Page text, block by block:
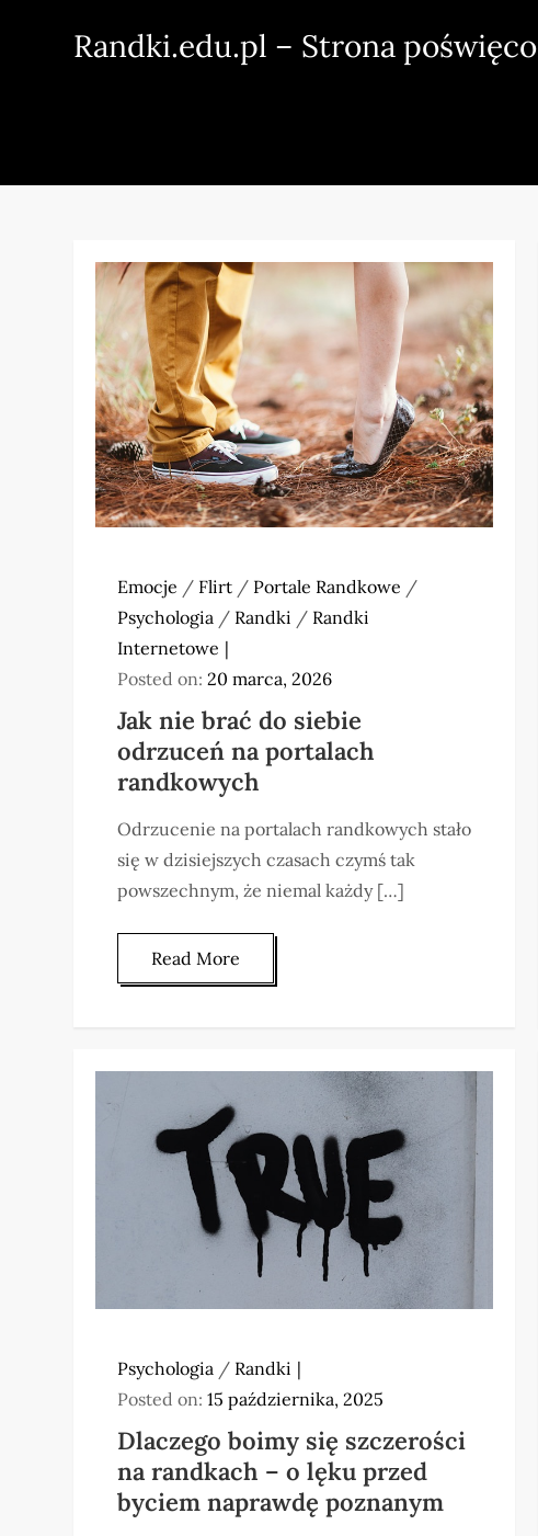
Randki.edu.pl – Strona
Emocje / Flirt / Portale Randkowe /
Psychologia / Randki / Randki
Internetowe
Posted on:20 marca, 2026
Jak nie brać do siebie
odrzuceń na portalach
randkowych
Odrzucenie na portalach randkowych stało
się w dzisiejszych czasach czymś tak
powszechnym, że niemal każdy […]
Read More
Psychologia / Randki
Posted on:15 października, 2025
Dlaczego boimy się szczerości
na randkach – o lęku przed
byciem naprawdę poznanym